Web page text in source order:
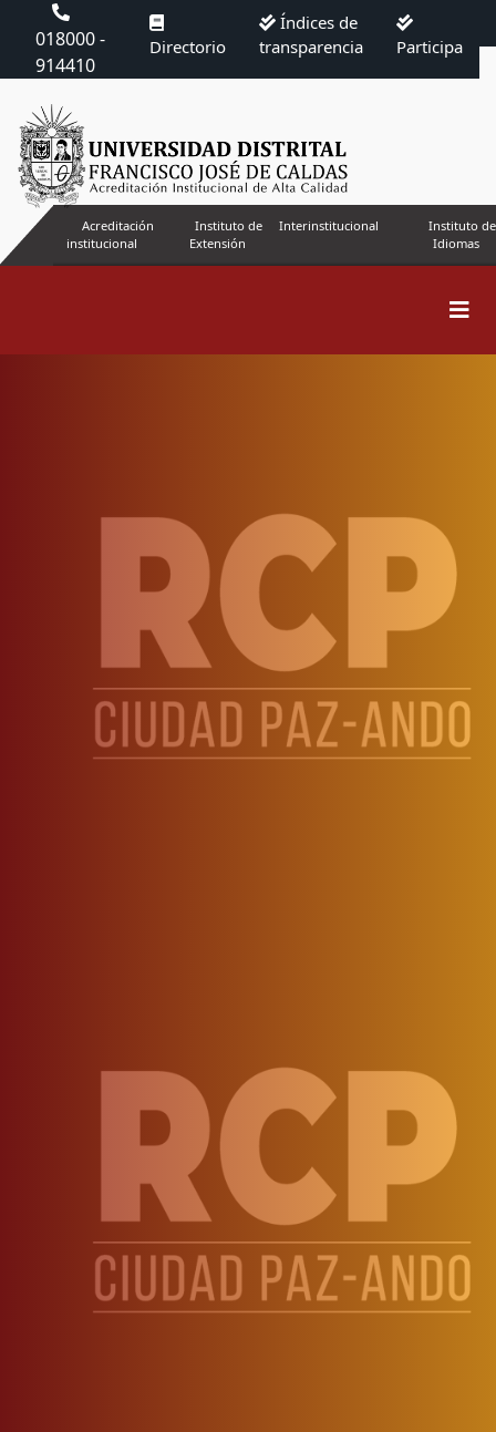
018000 -
914410
Directorio
Índices de
transparencia
Participa
Acreditación
institucional
Instituto de
Extensión
Interinstitucional
Instituto de
Idiomas